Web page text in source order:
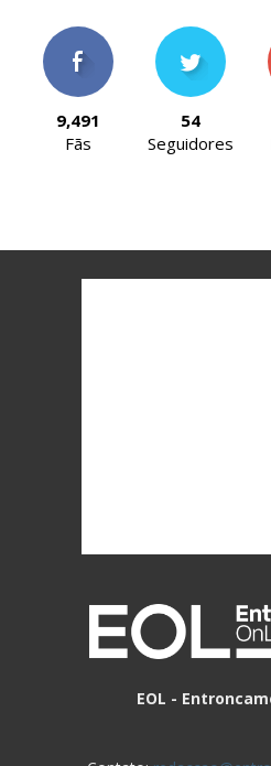
9,491
Fãs
54
Seguidores
EOL -